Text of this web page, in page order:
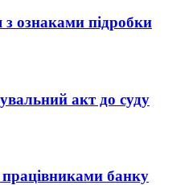
з ознаками підробки
акт до суду
банку